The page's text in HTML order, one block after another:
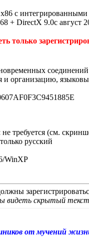
с
+ DirectX 9.0c август
только
и организацию,
не требуется (см.
русский
WinXP
видеть скрытый
от мучений